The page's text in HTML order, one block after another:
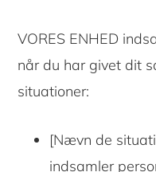
VORES ENHED
når du har givet dit
situationer:
[Nævn de
indsamler